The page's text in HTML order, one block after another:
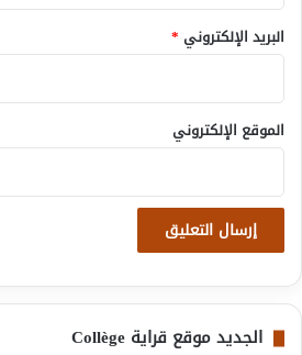
البريد الإلكتروني *
الموقع الإلكتروني
الجديد موقع قراية Collège